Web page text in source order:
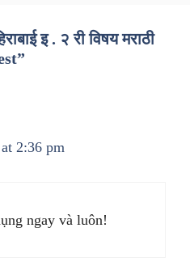
इ . २ री विषय मराठी
2:36 pm
ngay và luôn!